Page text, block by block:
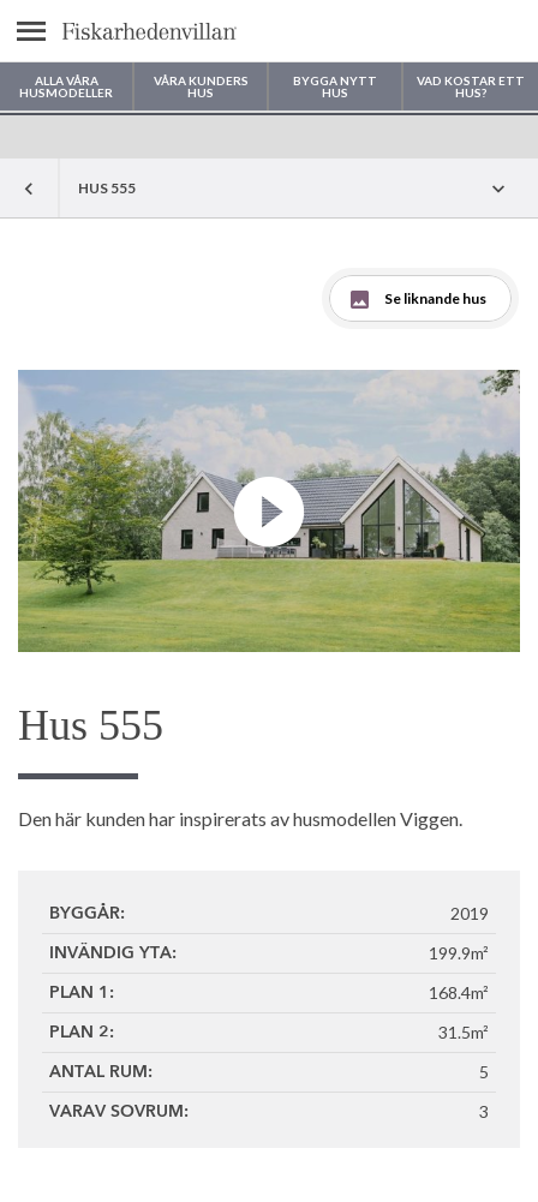
Meny
ALLA VÅRA
HUSMODELLER
VÅRA KUNDERS
HUS
BYGGA NYTT
HUS
VAD KOSTAR ETT
HUS?
Var vill du bygga ditt hus?
HUS 555
Se liknande hus
Hus 555
Den här kunden har inspirerats av husmodellen Viggen.
BYGGÅR: 2019
INVÄNDIG YTA: 199.9m²
PLAN 1: 168.4m²
PLAN 2: 31.5m²
ANTAL RUM: 5
VARAV SOVRUM: 3